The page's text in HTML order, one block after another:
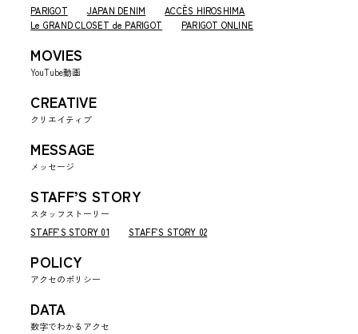
PARIGOT
JAPAN DENIM
ACCÈS HIROSHIMA
Le GRAND CLOSET de PARIGOT
PARIGOT ONLINE
MOVIES
YouTube動画
CREATIVE
クリエイティブ
MESSAGE
メッセージ
STAFF’S STORY
スタッフストーリー
STAFF’S STORY 01
STAFF’S STORY 02
POLICY
アクセのポリシー
DATA
数字でわかるアクセ